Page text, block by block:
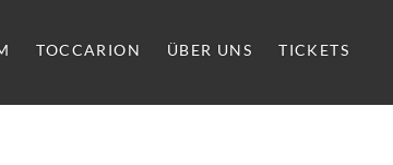
TOCCARION ÜBER UNS TICKETS